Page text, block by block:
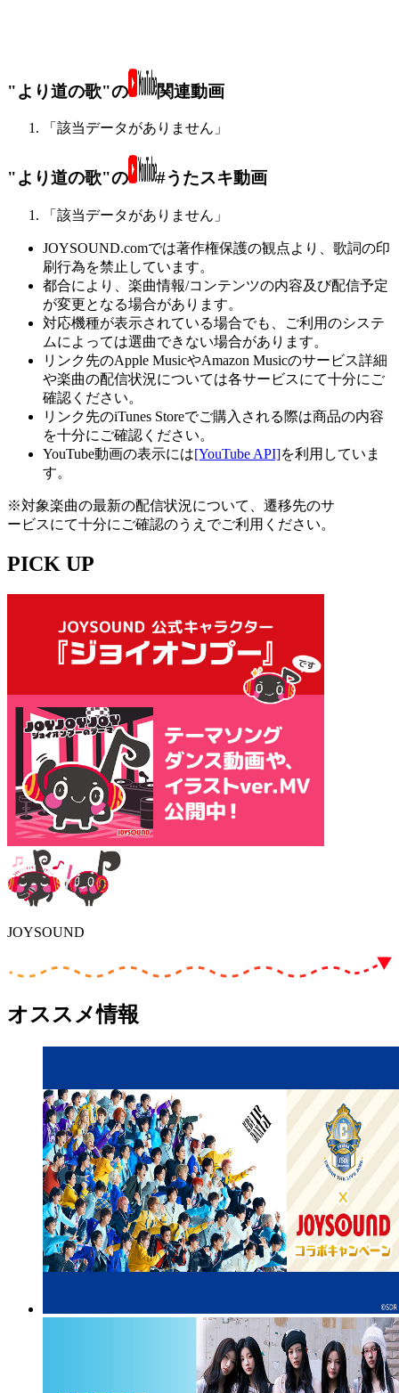
"より道の歌"の 関連動画
「該当データがありません」
"より道の歌"の #うたスキ動画
「該当データがありません」
JOYSOUND.comでは著作権保護の観点より、歌詞の印
刷行為を禁止しています。
都合により、楽曲情報/コンテンツの内容及び配信予定
が変更となる場合があります。
対応機種が表示されている場合でも、ご利用のシステ
ムによっては選曲できない場合があります。
リンク先のApple MusicやAmazon Musicのサービス詳細
や楽曲の配信状況については各サービスにて十分にご
確認ください。
リンク先のiTunes Storeでご購入される際は商品の内容
を十分にご確認ください。
YouTube動画の表示には[YouTube API]を利用していま
す。
※対象楽曲の最新の配信状況について、遷移先のサ
ービスにて十分にご確認のうえでご利用ください。
PICK UP
JOYSOUND
オススメ情報